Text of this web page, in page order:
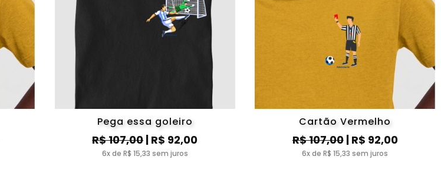
Pega essa goleiro
R$ 107,00| R$ 92,00
6x de R$ 15,33 sem juros
Cartão Vermelho
R$ 107,00| R$ 92,00
6x de R$ 15,33 sem juros